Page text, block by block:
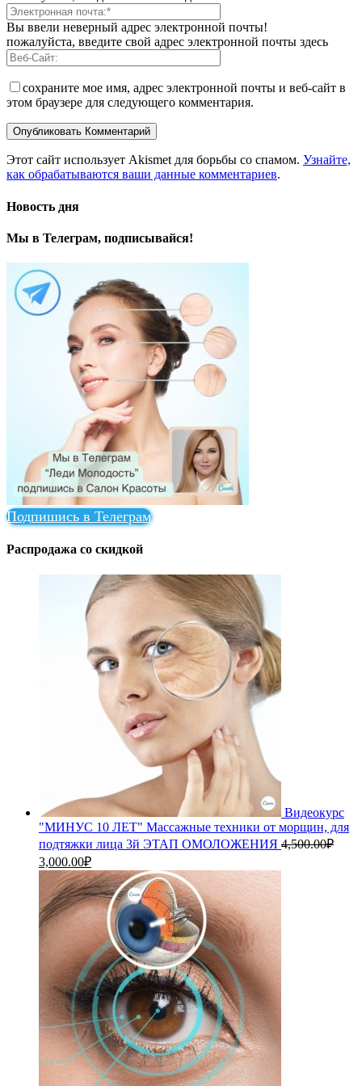
Вы ввели неверный адрес электронной почты!
пожалуйста, введите свой адрес электронной почты здесь
сохраните мое имя, адрес электронной почты и веб-сайт в
этом браузере для следующего комментария.
Этот сайт использует Akismet для борьбы со спамом. Узнайте,
как обрабатываются ваши данные комментариев.
Новость дня
Мы в Телеграм, подписывайся!
Подпишись в Телеграм
Распродажа со скидкой
Видеокурс
"МИНУС 10 ЛЕТ" Массажные техники от морщин, для
подтяжки лица 3й ЭТАП ОМОЛОЖЕНИЯ 4,500.00₽
Первоначальная
цена
составляла
4,500.00₽.
3,000.00₽Текущая
цена:
3,000.00₽.